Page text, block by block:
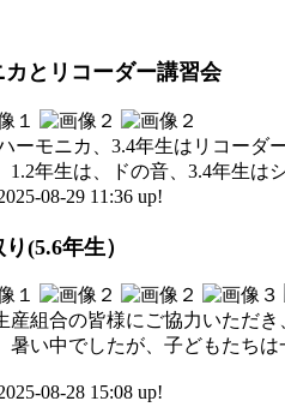
とリコーダー講習会
ーモニカ、3.4年生はリコー
1.2年生は、ドの音、3.4年生は
08-29 11:36 up!
(5.6年生）
組合の皆様にご協力いただき
暑い中でしたが、子どもたち
08-28 15:08 up!